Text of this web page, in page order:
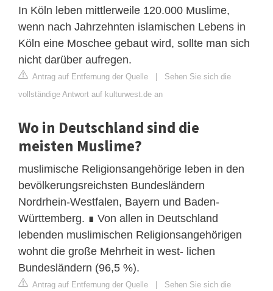
In Köln leben mittlerweile 120.000 Muslime,
wenn nach Jahrzehnten islamischen Lebens in
Köln eine Moschee gebaut wird, sollte man sich
nicht darüber aufregen.
Antrag auf Entfernung der Quelle
Sehen Sie sich die
vollständige Antwort auf kulturwest.de an
Wo in Deutschland sind die
meisten Muslime?
muslimische Religionsangehörige leben in den
bevölkerungsreichsten Bundesländern
Nordrhein-Westfalen, Bayern und Baden-
Württemberg. ∎ Von allen in Deutschland
lebenden muslimischen Religionsangehörigen
wohnt die große Mehrheit in west- lichen
Bundesländern (96,5 %).
Antrag auf Entfernung der Quelle
Sehen Sie sich die